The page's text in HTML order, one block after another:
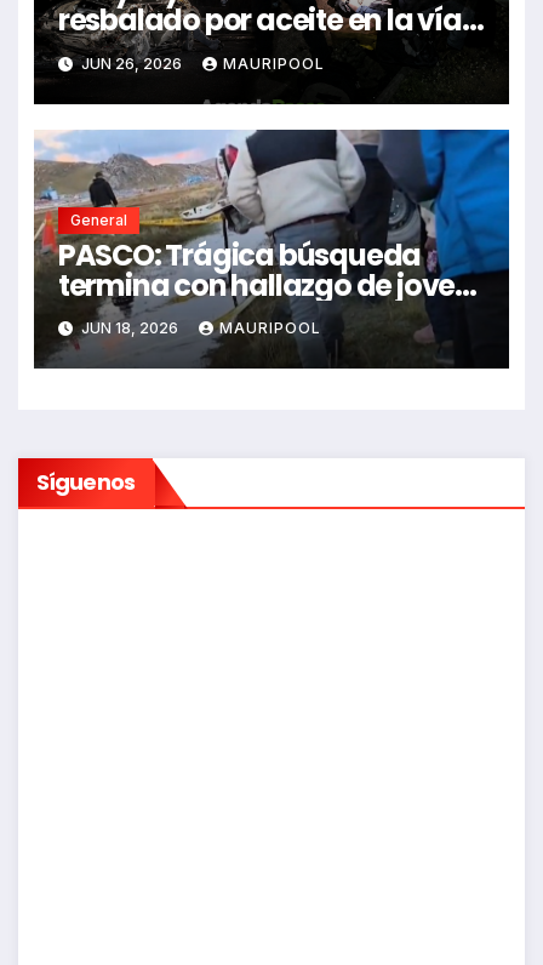
resbalado por aceite en la vía e
impactó auto siniestrado
dejando dos fallecidos
JUN 26, 2026 MAURIPOOL
General
PASCO: Trágica búsqueda
termina con hallazgo de joven
sin vida en Rancas
JUN 18, 2026 MAURIPOOL
Síguenos